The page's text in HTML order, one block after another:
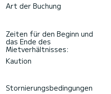
Dieses Boot ist mit einem
ausgestattet. Es verfügt
Autopilot, Bugstrahlruder,
WLAN und Internet,
Für Informationsanfragen oder
auf die Schaltfläche „Angebot
Art der Buchung
Zeiten für den Beginn und
das Ende des
Mietverhältnisses:
Kaution
Stornierungsbedingungen